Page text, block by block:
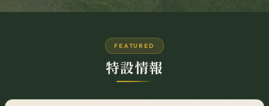
2026/04/03
お手数ですがよろしくお願いします🙏
FEATURED
特設情報